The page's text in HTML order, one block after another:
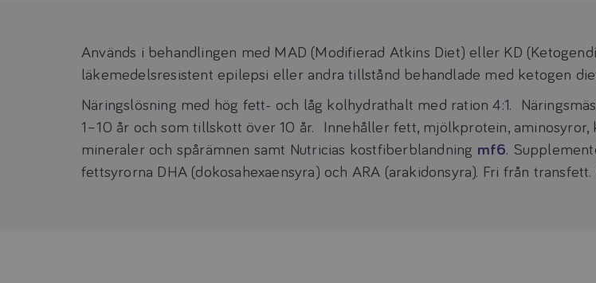
Används i behandlingen med MAD (Modifierad Atkins Diet) eller KD
läkemedelsresistent epilepsi eller andra tillstånd behandlade med ketogen
Näringslösning med hög fett- och låg kolhydrathalt med ration 4:1.
1–10 år och som tillskott över 10 år. Innehåller fett, mjölkprotein, aminosyror,
mineraler och spårämnen samt Nutricias kostfiberblandning mf6.
fettsyrorna DHA (dokosahexaensyra) och ARA (arakidonsyra). Fri från